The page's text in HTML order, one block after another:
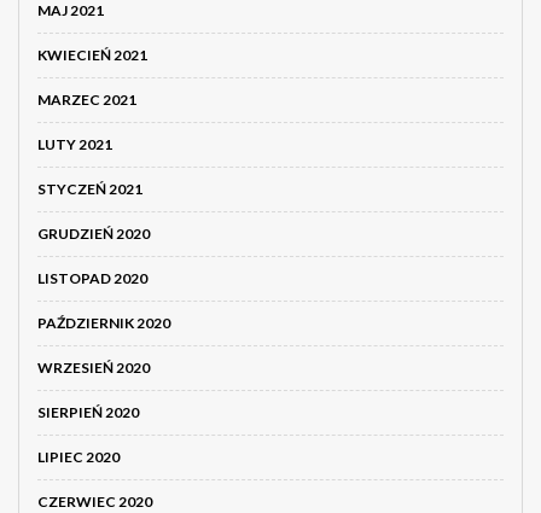
MAJ 2021
KWIECIEŃ 2021
MARZEC 2021
LUTY 2021
STYCZEŃ 2021
GRUDZIEŃ 2020
LISTOPAD 2020
PAŹDZIERNIK 2020
WRZESIEŃ 2020
SIERPIEŃ 2020
LIPIEC 2020
CZERWIEC 2020